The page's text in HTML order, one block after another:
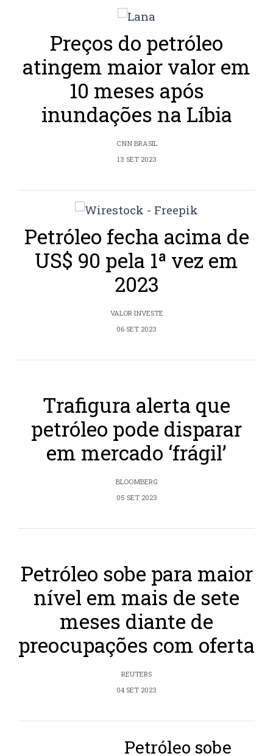
Preços do petróleo
atingem maior valor em
10 meses após
inundações na Líbia
CNN BRASIL
13 SET 2023
Petróleo fecha acima de
US$ 90 pela 1ª vez em
2023
VALOR INVESTE
06 SET 2023
Trafigura alerta que
petróleo pode disparar
em mercado ‘frágil’
BLOOMBERG
05 SET 2023
Petróleo sobe para maior
nível em mais de sete
meses diante de
preocupações com oferta
REUTERS
04 SET 2023
Petróleo sobe